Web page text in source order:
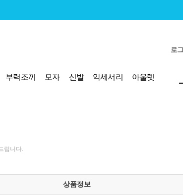
로
부력조끼 모자 신발 악세서리
아울렛
립니다.
상품정보